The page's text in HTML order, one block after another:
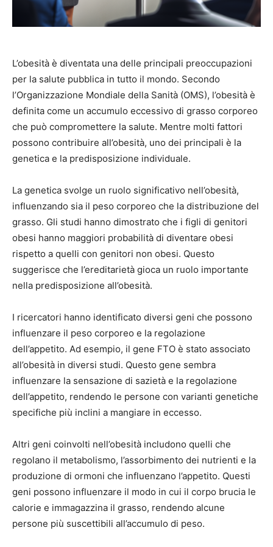
L’obesità è diventata una delle principali preoccupazioni
per la salute pubblica in tutto il mondo. Secondo
l’Organizzazione Mondiale della Sanità (OMS), l’obesità è
definita come un accumulo eccessivo di grasso corporeo
che può compromettere la salute. Mentre molti fattori
possono contribuire all’obesità, uno dei principali è la
genetica e la predisposizione individuale.
La genetica svolge un ruolo significativo nell’obesità,
influenzando sia il peso corporeo che la distribuzione del
grasso. Gli studi hanno dimostrato che i figli di genitori
obesi hanno maggiori probabilità di diventare obesi
rispetto a quelli con genitori non obesi. Questo
suggerisce che l’ereditarietà gioca un ruolo importante
nella predisposizione all’obesità.
I ricercatori hanno identificato diversi geni che possono
influenzare il peso corporeo e la regolazione
dell’appetito. Ad esempio, il gene FTO è stato associato
all’obesità in diversi studi. Questo gene sembra
influenzare la sensazione di sazietà e la regolazione
dell’appetito, rendendo le persone con varianti genetiche
specifiche più inclini a mangiare in eccesso.
Altri geni coinvolti nell’obesità includono quelli che
regolano il metabolismo, l’assorbimento dei nutrienti e la
produzione di ormoni che influenzano l’appetito. Questi
geni possono influenzare il modo in cui il corpo brucia le
calorie e immagazzina il grasso, rendendo alcune
persone più suscettibili all’accumulo di peso.